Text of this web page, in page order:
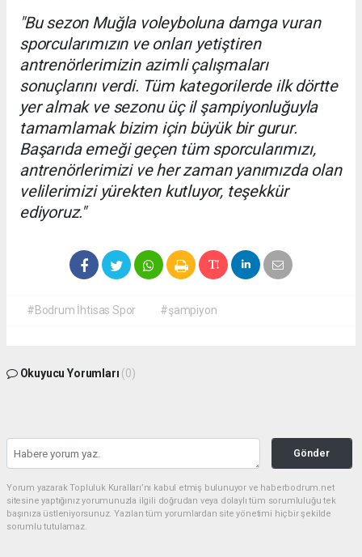
"Bu sezon Muğla voleyboluna damga vuran
sporcularımızın ve onları yetiştiren
antrenörlerimizin azimli çalışmaları
sonuçlarını verdi. Tüm kategorilerde ilk dörtte
yer almak ve sezonu üç il şampiyonluğuyla
tamamlamak bizim için büyük bir gurur.
Başarıda emeği geçen tüm sporcularımızı,
antrenörlerimizi ve her zaman yanımızda olan
velilerimizi yürekten kutluyor, teşekkür
ediyoruz."
#Bodrum İhtisas Spor #şampiyon
Okuyucu Yorumları (0)
Gönder
Yorum yazarak Topluluk Kuralları’nı kabul etmiş bulunuyor ve haberbodrum.net
sitesine yaptığınız yorumunuzla ilgili doğrudan veya dolaylı tüm sorumluluğu tek
başınıza üstleniyorsunuz. Yazılan tüm yorumlardan site yönetimi hiçbir şekilde
sorumlu tutulamaz.